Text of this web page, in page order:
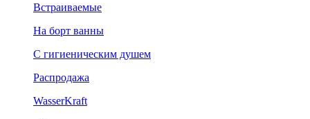
Встраиваемые
На борт ванны
C гигиеническим душем
Распродажа
WasserKraft